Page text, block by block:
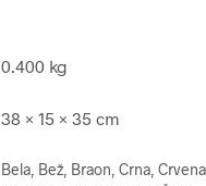
0.400 kg
38 × 15 × 35 cm
Bela, Bež, Braon, Crna,